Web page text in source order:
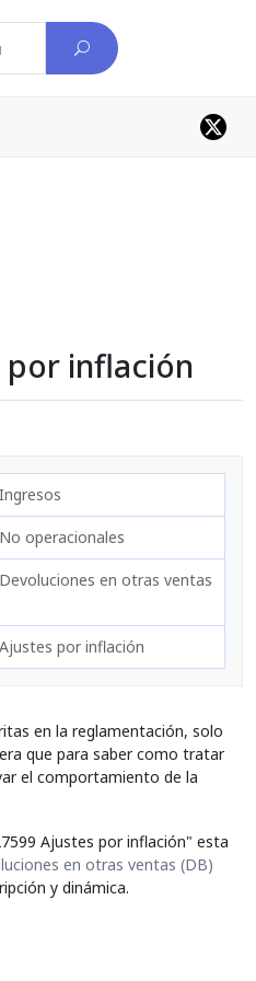
por inflación
Ingresos
No operacionales
Devoluciones en otras ventas
Ajustes por inflación
en la reglamentación, solo
que para saber como tratar
el comportamiento de la
Ajustes por inflación" esta
en otras ventas (DB)
y dinámica.